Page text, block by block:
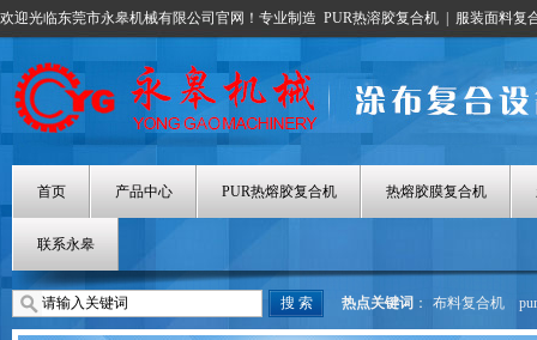
欢迎光临东莞市永皋机械有限公司官网！专业制造 PUR热溶胶复合机 服装面料复
首页 产品中心 PUR热熔胶复合机 热熔胶膜复合机
联系永皋
热点关键词 ： 布料复合机
热熔胶涂布机
热熔胶膜复合